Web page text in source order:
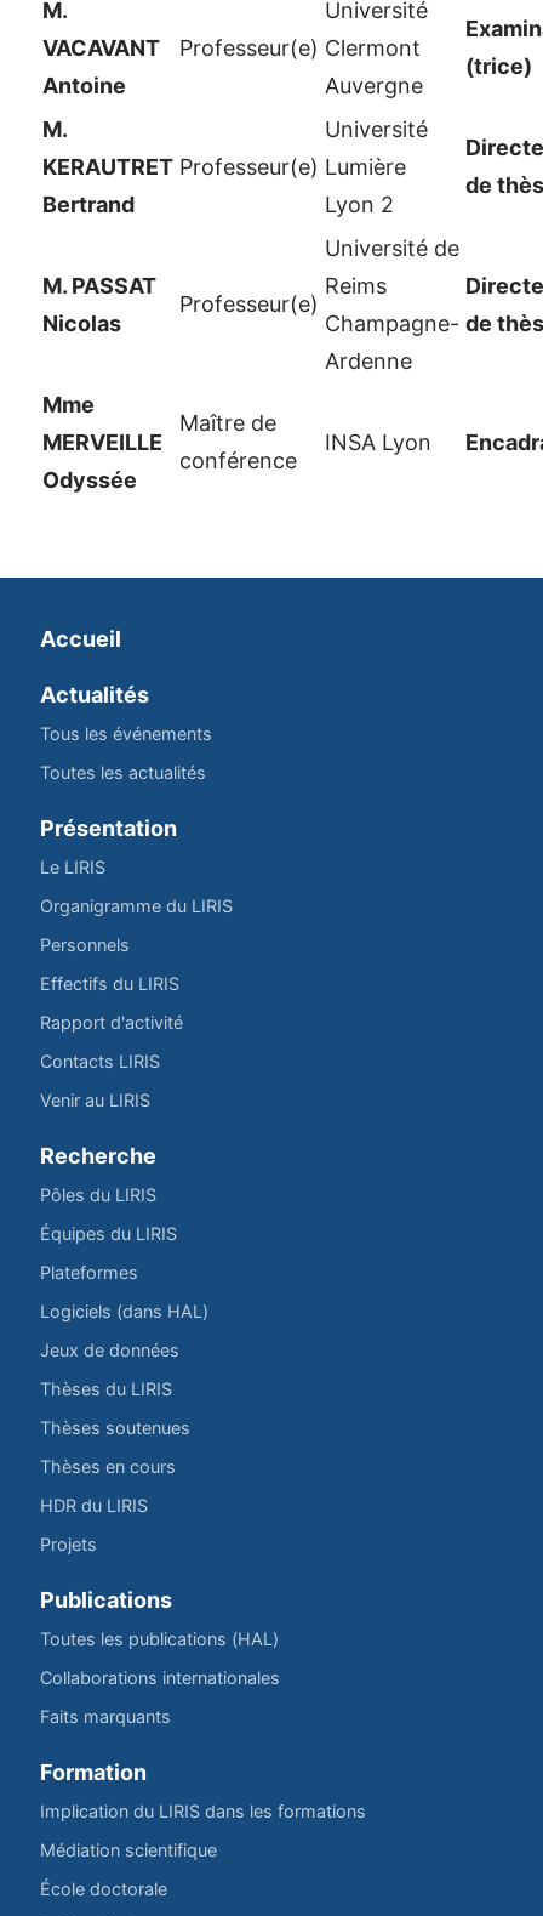
M.
VACAVANT
Antoine
Professeur(e)
Université
Clermont
Auvergne
(trice)
M.
KERAUTRET
Bertrand
Professeur(e)
Université
Lumière
Lyon 2
de
M. PASSAT
Nicolas
Professeur(e)
Université de
Reims
Champagne-
Ardenne
de
Mme
MERVEILLE
Odyssée
Maître de
conférence
INSA Lyon
Accueil
Actualités
Tous les événements
Toutes les actualités
Présentation
Le LIRIS
Organigramme du LIRIS
Personnels
Effectifs du LIRIS
Rapport d'activité
Contacts LIRIS
Venir au LIRIS
Recherche
Pôles du LIRIS
Équipes du LIRIS
Plateformes
Logiciels (dans HAL)
Jeux de données
Thèses du LIRIS
Thèses soutenues
Thèses en cours
HDR du LIRIS
Projets
Publications
Toutes les publications (HAL)
Collaborations internationales
Faits marquants
Formation
Implication du LIRIS dans les formations
Médiation scientifique
École doctorale